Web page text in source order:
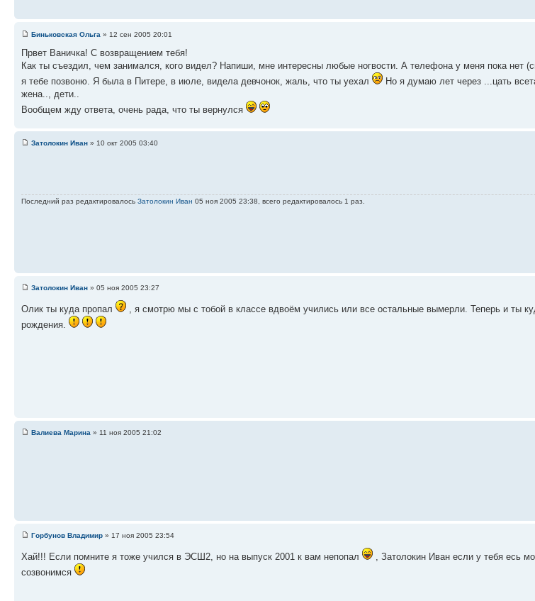
Биньковская Ольга » 12 сен 2005 20:01
Првет Ваничка! С возвращением тебя!
Как ты съездил, чем занимался, кого видел? Напиши, мне интересны любые ногвости. А телефона у меня пока нет
я тебе позвоню. Я была в Питере, в июле, видела девчонок, жаль, что ты уехал
Но я думаю лет через ...цать
жена.., дети..
Вообщем жду ответа, очень рада, что ты вернулся
Затолокин Иван » 10 окт 2005 03:40
Последний раз редактировалось Затолокин Иван 05 ноя 2005 23:38, всего редактировалось 1 раз.
Затолокин Иван » 05 ноя 2005 23:27
Олик ты куда пропал
, я смотрю мы с тобой в классе вдвоём учились или все остальные вымерли. Теперь и ты
рождения.
Валиева Марина » 11 ноя 2005 21:02
Горбунов Владимир » 17 ноя 2005 23:54
Хай!!! Если помните я тоже учился в ЭСШ2, но на выпуск 2001 к вам непопал
, Затолокин Иван если у тебя есь
созвонимся